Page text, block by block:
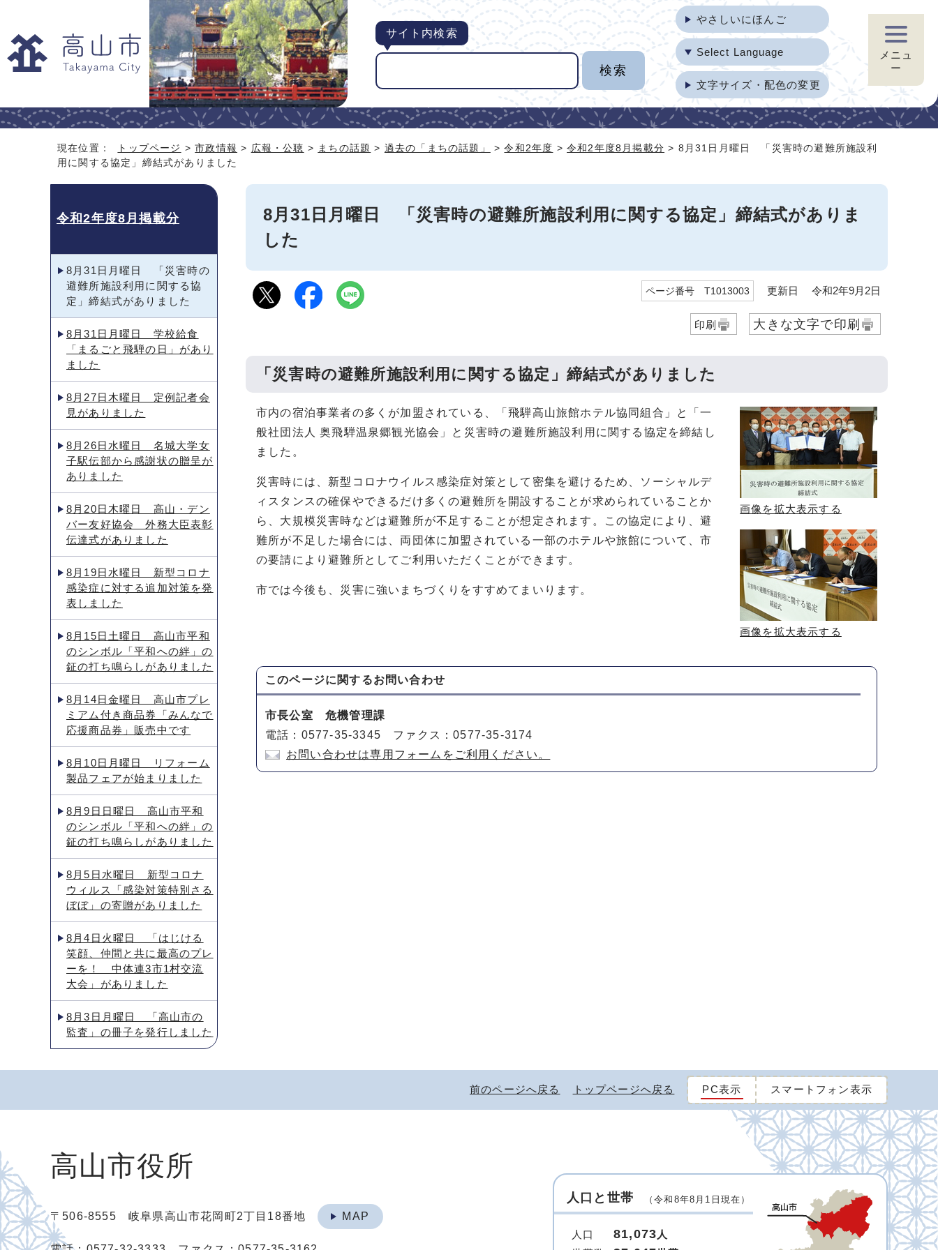
サイト内検索
やさしいにほんご
Select Language
文字サイズ・配色の変更
メニュ
ー
現在位置： トップページ >市政情報 > 広報・公聴 > まちの話題 > 過去の「まちの話題」 >令和2年度 >令和2年度8月掲載分 > 8月31日月曜日 「災害時の避難所施設利
用に関する協定」締結式がありました
8月31日月曜日 「災害時の避難所施設利用に関する協定」締結式がありま
した
ページ番号 T1013003 更新日 令和2年9月2日
印刷 大きな文字で印刷
「災害時の避難所施設利用に関する協定」締結式がありました
画像を拡大表示する
画像を拡大表示する
市内の宿泊事業者の多くが加盟されている、「飛騨高山旅館ホテル協同組合」と「一
般社団法人 奥飛騨温泉郷観光協会」と災害時の避難所施設利用に関する協定を締結し
ました。
災害時には、新型コロナウイルス感染症対策として密集を避けるため、ソーシャルデ
ィスタンスの確保やできるだけ多くの避難所を開設することが求められていることか
ら、大規模災害時などは避難所が不足することが想定されます。この協定により、避
難所が不足した場合には、両団体に加盟されている一部のホテルや旅館について、市
の要請により避難所としてご利用いただくことができます。
市では今後も、災害に強いまちづくりをすすめてまいります。
このページに関するお問い合わせ
市長公室 危機管理課
電話：0577-35-3345 ファクス：0577-35-3174
お問い合わせは専用フォームをご利用ください。
令和2年度8月掲載分
8月31日月曜日 「災害時の
避難所施設利用に関する協
定」締結式がありました
8月31日月曜日 学校給食
「まるごと飛騨の日」があり
ました
8月27日木曜日 定例記者会
見がありました
8月26日水曜日 名城大学女
子駅伝部から感謝状の贈呈が
ありました
8月20日木曜日 高山・デン
バー友好協会 外務大臣表彰
伝達式がありました
8月19日水曜日 新型コロナ
感染症に対する追加対策を発
表しました
8月15日土曜日 高山市平和
のシンボル「平和への絆」の
鉦の打ち鳴らしがありました
8月14日金曜日 高山市プレ
ミアム付き商品券「みんなで
応援商品券」販売中です
8月10日月曜日 リフォーム
製品フェアが始まりました
8月9日日曜日 高山市平和
のシンボル「平和への絆」の
鉦の打ち鳴らしがありました
8月5日水曜日 新型コロナ
ウィルス「感染対策特別さる
ぼぼ」の寄贈がありました
8月4日火曜日 「はじける
笑顔、仲間と共に最高のプレ
ーを！ 中体連3市1村交流
大会」がありました
8月3日月曜日 「高山市の
監査」の冊子を発行しました
前のページへ戻る トップページへ戻る PC表示 スマートフォン表示
高山市役所
〒506-8555 岐阜県高山市花岡町2丁目18番地 MAP
人口と世帯 （令和8年8月1日現在）
人口 81,073 人